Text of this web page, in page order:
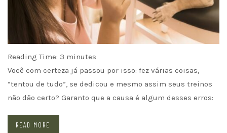
Reading Time: 3 minutes
Você com certeza já passou por isso: fez várias coisas,
“tentou de tudo”, se dedicou e mesmo assim seus treinos
não dão certo? Garanto que a causa é algum desses erros:
READ MORE